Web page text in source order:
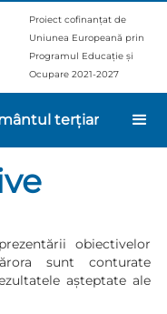
Proiect cofinanțat de
Uniunea Europeană prin
Programul Educație și
Ocupare 2021-2027
terțiar
obiectivelor
sunt conturate
așteptate ale